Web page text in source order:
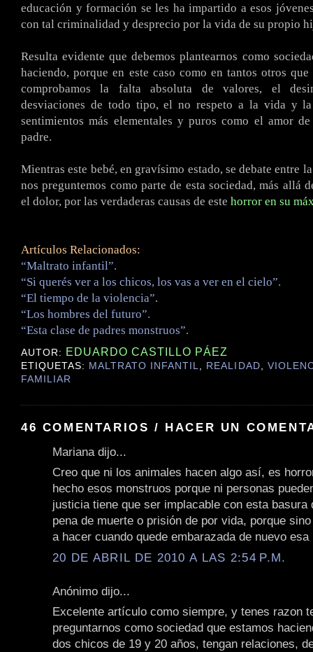
educación y formación se les ha impartido a esos
con tal criminalidad y desprecio por la vida de su propio
Resulta evidente que debemos plantearnos como
haciendo, porque en este caso como en tantos otros
comprobamos la falta absoluta de valores, el
desviaciones de todo tipo, el no respeto a la vida y
sentimientos más elementales y puros como el amor
padre.
Mientras este bebé, en gravísimo estado, se debate entre
nos preguntemos como parte de esta sociedad, más allá
el dolor, por las verdaderas causas de este horror en su
Artículos Relacionados:
“Maltrato infantil”.
“Si querés ver a los chicos, los vas a ver en el cielo”.
“El tiempo de la violencia”.
“Los hombres del futuro”.
“Esta clase de padres monstruos”.
AUTOR: EDUARDO CASTILLO PÁEZ
ETIQUETAS: MALTRATO INFANTIL, REALIDAD,
FAMILIAR
46 COMENTARIOS / HACER UN
Mariana dijo...
Creo que ni los animales hacen algo así, es
hecho esos monstruos porque ni personas
justicia tiene que ser implacable con esta basura
pena de muerte o prisión de por vida, porque
a hacer cuando quede embarazada de nuevo esa
20 DE ABRIL DE 2010 A LAS 2:54 P.M.
Anónimo dijo...
Excelente artículo como siempre, y tenes razon
preguntarnos como sociedad que estamos
dos chicos de 19 y 20 años, tengan relaciones,